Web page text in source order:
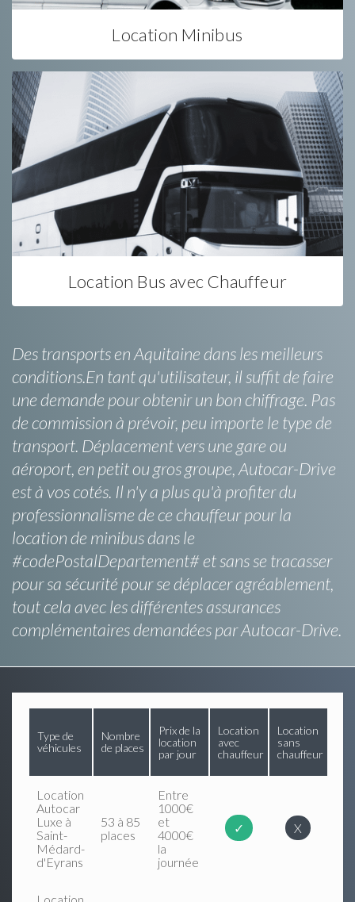
Location Minibus
Location Bus avec Chauffeur
Des transports en Aquitaine dans les meilleurs
conditions.En tant qu'utilisateur, il suffit de faire
une demande pour obtenir un bon chiffrage. Pas
de commission à prévoir, peu importe le type de
transport. Déplacement vers une gare ou
aéroport, en petit ou gros groupe, Autocar-Drive
est à vos cotés. Il n'y a plus qu'à profiter du
professionnalisme de ce chauffeur pour la
location de minibus dans le
#codePostalDepartement# et sans se tracasser
pour sa sécurité pour se déplacer agréablement,
tout cela avec les différentes assurances
complémentaires demandées par Autocar-Drive.
Type de
véhicules
Nombre
de places
Prix de la
location
par jour
Location
avec
chauffeur
Location
sans
chauffeur
Location
Autocar
Luxe à
Saint-
Médard-
d'Eyrans
53 à 85
places
Entre
1000€
et
4000€
la
journée
✓ X